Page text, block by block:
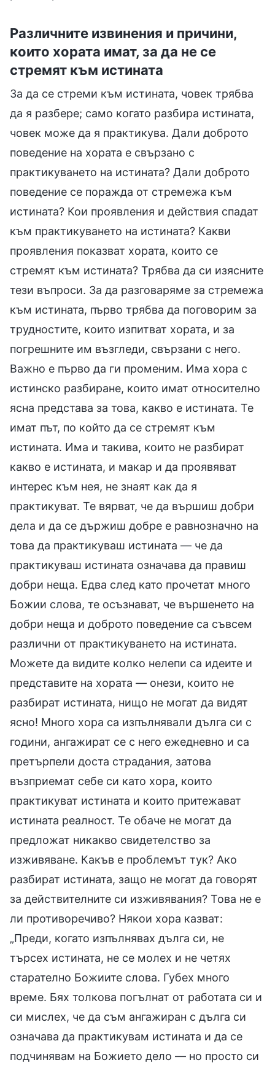
Различните извинения и причини,
които хората имат, за да не се
стремят към истината
За да се стреми към истината, човек трябва
да я разбере; само когато разбира истината,
човек може да я практикува. Дали доброто
поведение на хората е свързано с
практикуването на истината? Дали доброто
поведение се поражда от стремежа към
истината? Кои проявления и действия спадат
към практикуването на истината? Какви
проявления показват хората, които се
стремят към истината? Трябва да си изясните
тези въпроси. За да разговаряме за стремежа
към истината, първо трябва да поговорим за
трудностите, които изпитват хората, и за
погрешните им възгледи, свързани с него.
Важно е първо да ги променим. Има хора с
истинско разбиране, които имат относително
ясна представа за това, какво е истината. Те
имат път, по който да се стремят към
истината. Има и такива, които не разбират
какво е истината, и макар и да проявяват
интерес към нея, не знаят как да я
практикуват. Те вярват, че да вършиш добри
дела и да се държиш добре е равнозначно на
това да практикуваш истината — че да
практикуваш истината означава да правиш
добри неща. Едва след като прочетат много
Божии слова, те осъзнават, че вършенето на
добри неща и доброто поведение са съвсем
различни от практикуването на истината.
Можете да видите колко нелепи са идеите и
представите на хората — онези, които не
разбират истината, нищо не могат да видят
ясно! Много хора са изпълнявали дълга си с
години, ангажират се с него ежедневно и са
претърпели доста страдания, затова
възприемат себе си като хора, които
практикуват истината и които притежават
истината реалност. Те обаче не могат да
предложат никакво свидетелство за
изживяване. Какъв е проблемът тук? Ако
разбират истината, защо не могат да говорят
за действителните си изживявания? Това не е
ли противоречиво? Някои хора казват:
„Преди, когато изпълнявах дълга си, не
търсех истината, не се молех и не четях
старателно Божиите слова. Губех много
време. Бях толкова погълнат от работата си и
си мислех, че да съм ангажиран с дълга си
означава да практикувам истината и да се
подчинявам на Божието дело — но просто си